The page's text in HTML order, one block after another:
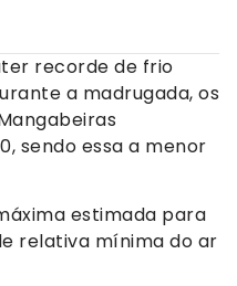
recorde de frio
a madrugada, os
sendo essa a menor
estimada para
relativa mínima do ar